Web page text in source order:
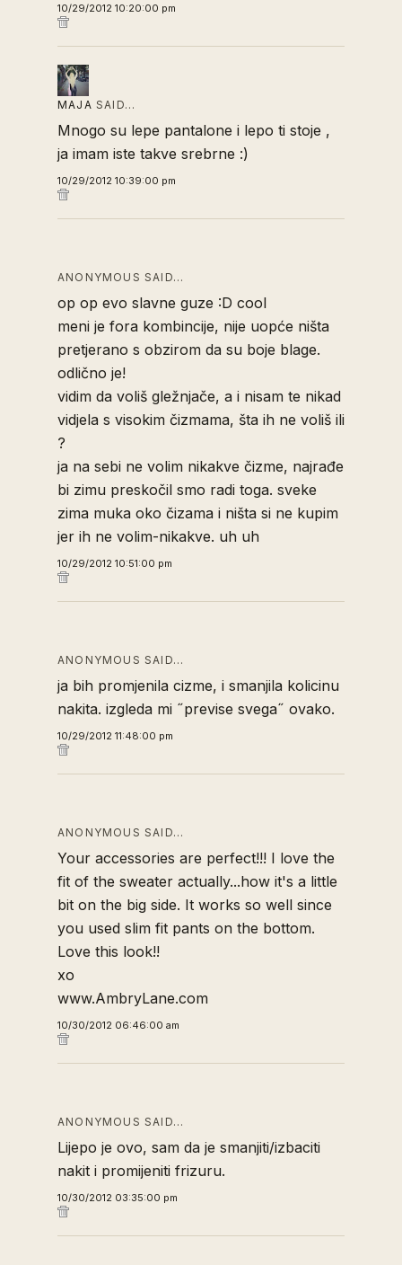
10/29/2012 10:20:00 pm
MAJA SAID…
Mnogo su lepe pantalone i lepo ti stoje ,
ja imam iste takve srebrne :)
10/29/2012 10:39:00 pm
ANONYMOUS SAID…
op op evo slavne guze :D cool
meni je fora kombincije, nije uopće ništa
pretjerano s obzirom da su boje blage.
odlično je!
vidim da voliš gležnjače, a i nisam te nikad
vidjela s visokim čizmama, šta ih ne voliš ili
?
ja na sebi ne volim nikakve čizme, najrađe
bi zimu preskočil smo radi toga. sveke
zima muka oko čizama i ništa si ne kupim
jer ih ne volim-nikakve. uh uh
10/29/2012 10:51:00 pm
ANONYMOUS SAID…
ja bih promjenila cizme, i smanjila kolicinu
nakita. izgleda mi ˝previse svega˝ ovako.
10/29/2012 11:48:00 pm
ANONYMOUS SAID…
Your accessories are perfect!!! I love the
fit of the sweater actually...how it's a little
bit on the big side. It works so well since
you used slim fit pants on the bottom.
Love this look!!
xo
www.AmbryLane.com
10/30/2012 06:46:00 am
ANONYMOUS SAID…
Lijepo je ovo, sam da je smanjiti/izbaciti
nakit i promijeniti frizuru.
10/30/2012 03:35:00 pm